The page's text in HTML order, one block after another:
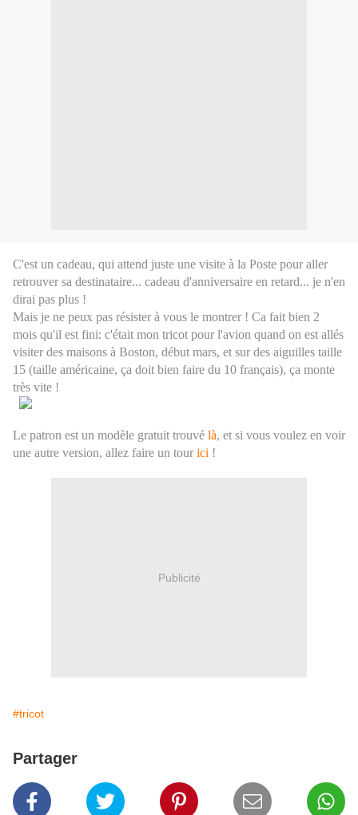
C'est un cadeau, qui attend juste une visite à la Poste pour aller
retrouver sa destinataire... cadeau d'anniversaire en retard... je n'en
dirai pas plus !
Mais je ne peux pas résister à vous le montrer ! Ca fait bien 2
mois qu'il est fini: c'était mon tricot pour l'avion quand on est allés
visiter des maisons à Boston, début mars, et sur des aiguilles taille
15 (taille américaine, ça doit bien faire du 10 français), ça monte
très vite !
Le patron est un modèle gratuit trouvé là, et si vous voulez en voir
une autre version, allez faire un tour ici !
Publicité
#tricot
Partager